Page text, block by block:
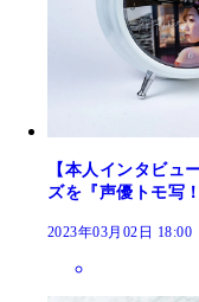
【本人インタビュ
ズを『声優トモ写
2023年03月02日 18:00